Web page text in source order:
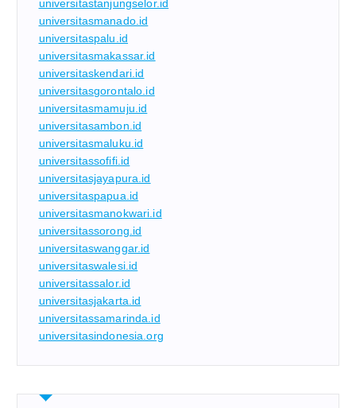
universitastanjungselor.id
universitasmanado.id
universitaspalu.id
universitasmakassar.id
universitaskendari.id
universitasgorontalo.id
universitasmamuju.id
universitasambon.id
universitasmaluku.id
universitassofifi.id
universitasjayapura.id
universitaspapua.id
universitasmanokwari.id
universitassorong.id
universitaswanggar.id
universitaswalesi.id
universitassalor.id
universitasjakarta.id
universitassamarinda.id
universitasindonesia.org